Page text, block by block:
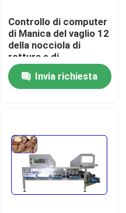
Controllo di computer
di Manica del vaglio 12
della nocciola di
rottura e di
dimensione
Invia richiesta